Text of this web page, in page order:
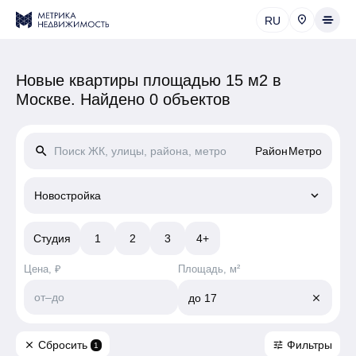
RU
Новые квартиры площадью 15 м2 в
Москве. Найдено 0 объектов
search РайонМетро
Новостройка keyboard_arrow_down
Студия 1 2 3 4+
Цена, ₽
от–до
Площадь, м²
до 17 close
close Сбросить 1 tune Фильтры